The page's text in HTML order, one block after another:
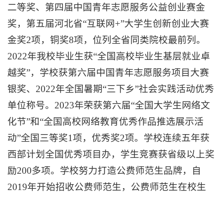
二等奖、第四届中国青年志愿服务公益创业赛金
奖，第五届河北省“互联网+”大学生创新创业大赛
金奖2项，铜奖8项，位列全省同类院校最前列。
2022年我校毕业生获“全国高校毕业生基层就业卓
越奖”，学校获第六届中国青年志愿服务项目大赛
银奖、2022年全国暑期“三下乡”社会实践活动优秀
单位称号。2023年荣获第六届“全国大学生网络文
化节”和“全国高校网络教育优秀作品推选展示活
动”全国三等奖1项，优秀奖2项。学校连续五年获
西部计划全国优秀项目办，学生竞赛获省级以上奖
励200多项。学校努力打造公费师范生品牌，自
2019年开始招收公费师范生，公费师范生在校生